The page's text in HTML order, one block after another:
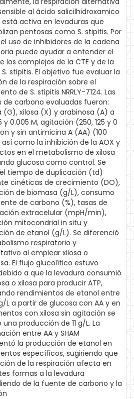
al ácido salicilhidroxamico
está activa en levaduras que
pentosas como S. stipitis. Por
uso de inhibidores de la cadena
puede ayudar a entender el
los complejos de la CTE y de la
S. stipitis. El objetivo fue evaluar la
de la respiración sobre el
de S. stipitis NRRLY-7124. Las
de carbono evaluadas fueron:
(G), xilosa (X) y arabinosa (A) a
y 0.005 M, agitación (250, 125 y 0
y sin antimicina A (AA) (100
así como la inhibición de la AOX y
en el metabolismo de xilosa
glucosa como control. Se
tiempo de duplicación (td)
cinéticas de crecimiento (DO),
de biomasa (g/L), consumo
de carbono (%), tasas de
extracelular (mpH/min),
mitocondrial in situ y
de etanol (g/L). Se diferenció
respiratorio y
al emplear xilosa o
El flujo glucolítico estuvo
a que la levadura consumió
o xilosa para producir ATP,
rendimientos de etanol entre
L a partir de glucosa con AA y en
con xilosa sin agitación se
producción de 11 g/L. La
entre AA y SHAM
la producción de etanol en
específicos, sugiriendo que
de la respiración afecta en
formas a la levadura
de la fuente de carbono y la